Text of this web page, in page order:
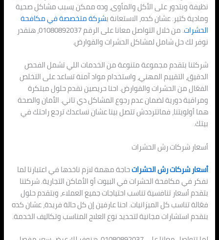
نظيفة وبتدور على الأكل والمأوى، وده ممكن يسبب مشاكل صحية
ومادية كتير. عشان كده، الاستعانة بشركة متخصصة في مكافحة
الحشرات
. من خلال التواصل معانا على الرقم 01080892037، هنقدر
نوفر لك حل شامل لمشاكل الحشرات والقوارض.
شركتنا بتقدم مجموعة متنوعة من الخدمات اللي تشمل الفحص
الدقيق، التقييم المهني، واستخدام مواد آمنة تساعد على التخلص
الفعّال من الحشرات والقوارض. احنا حريصين نقدم حلول مبتكرة
ومراقبة دورية لضمان عدم رجوع المشاكل دي تاني. الأمان والصحة
هما أولويتنا، فماتترددش تتصل بينا عشان نساعدك ترجع راحتك في
بيتك.
أسعار شركات رش الحشرات
أسعار شركات رش الحشراتحاجة مهمة لازم ناخدها في اعتبارنا لما
نفكر في مكافحة الحشرات في البيوت أو الأماكن التجارية. شركتنا
بتقدم أسعار تنافسية تناسب احتياجات جميع العملاء، وبتقدم حلول
فعّالة تناسب كل الميزانيات. احنا عارفين إن كل حالة فريدة، عشان كده
بنقدم استشارات مجانية لتحديد نوع العلاج المناسب وتكاليف الخدمة.